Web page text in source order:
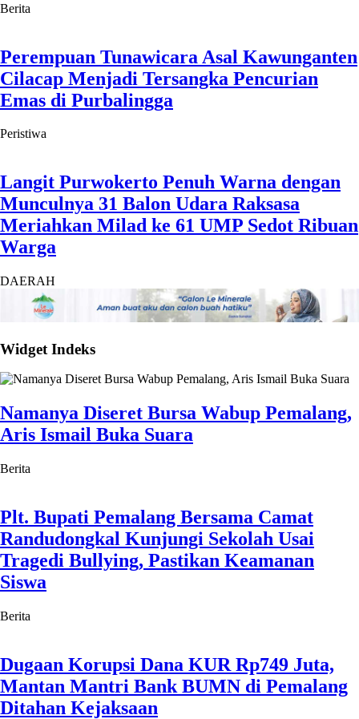
Berita
Perempuan Tunawicara Asal Kawunganten
Cilacap Menjadi Tersangka Pencurian
Emas di Purbalingga
Peristiwa
Langit Purwokerto Penuh Warna dengan
Munculnya 31 Balon Udara Raksasa
Meriahkan Milad ke 61 UMP Sedot Ribuan
Warga
DAERAH
Widget Indeks
Namanya Diseret Bursa Wabup Pemalang,
Aris Ismail Buka Suara
Berita
Plt. Bupati Pemalang Bersama Camat
Randudongkal Kunjungi Sekolah Usai
Tragedi Bullying, Pastikan Keamanan
Siswa
Berita
Dugaan Korupsi Dana KUR Rp749 Juta,
Mantan Mantri Bank BUMN di Pemalang
Ditahan Kejaksaan